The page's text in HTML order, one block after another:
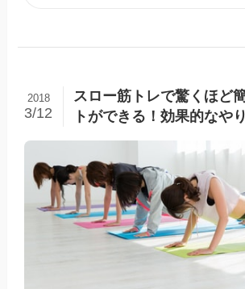
スロー筋トレで驚くほど
トができる！効果的なや
2018
3/12